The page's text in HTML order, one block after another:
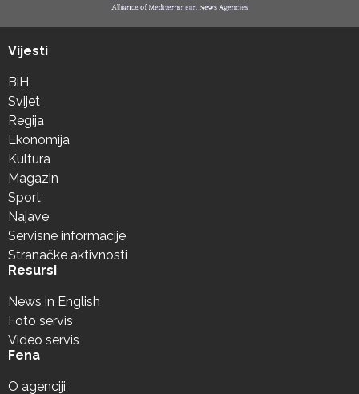
Vijesti
BiH
Svijet
Regija
Ekonomija
Kultura
Magazin
Sport
Najave
Servisne informacije
Stranačke aktivnosti
Resursi
News in English
Foto servis
Video servis
Fena
O agenciji